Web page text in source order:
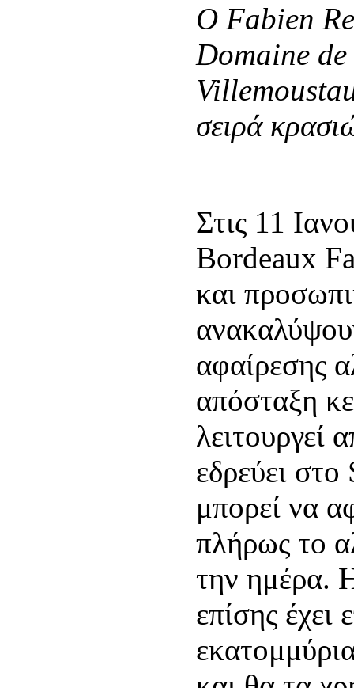
Ο Fabien
Domaine
σειρά
Στις 11
Bordeaux
και
αφαίρεσης
απόσταξη
λειτουργεί
εδρεύει
μπορεί να
πλήρως το
την ημέρα.
επίσης έχει